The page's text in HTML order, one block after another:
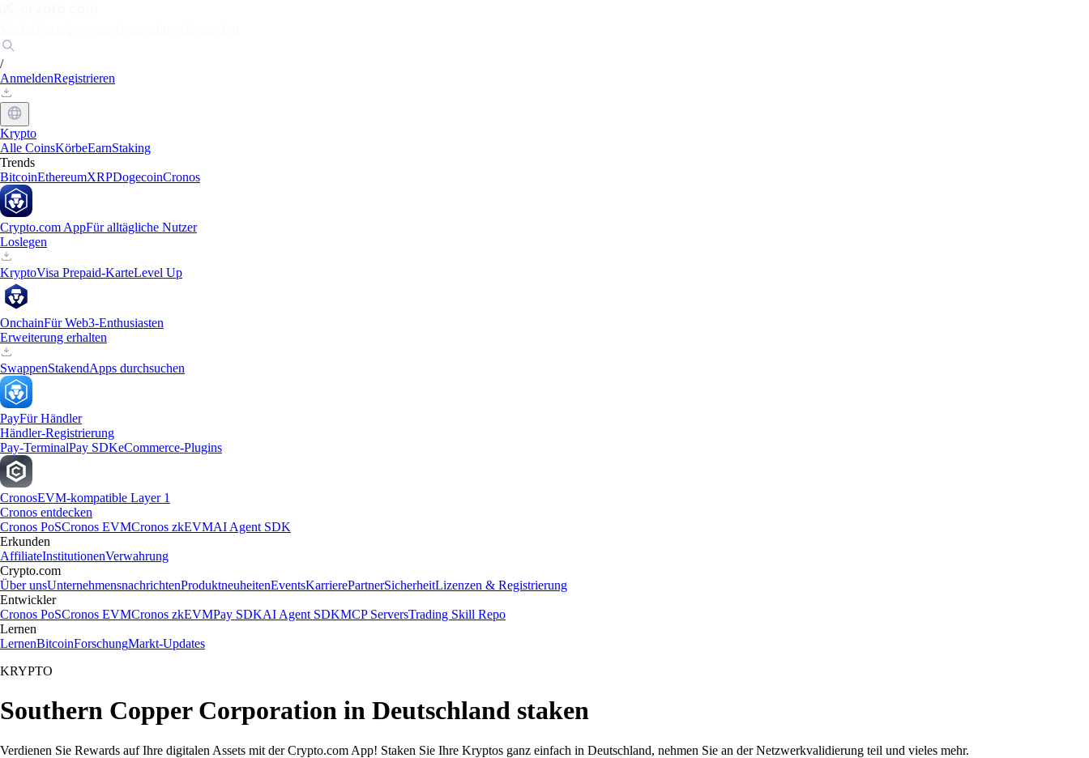
/
AnmeldenRegistrieren
Krypto
Alle CoinsKörbeEarnStaking
Trends
BitcoinEthereumXRPDogecoinCronos
Crypto.com AppFür alltägliche Nutzer
Loslegen
KryptoVisa Prepaid-KarteLevel Up
OnchainFür Web3-Enthusiasten
Erweiterung erhalten
SwappenStakendApps durchsuchen
PayFür Händler
Händler-Registrierung
Pay-TerminalPay SDKeCommerce-Plugins
CronosEVM-kompatible Layer 1
Cronos entdecken
Cronos PoSCronos EVMCronos zkEVMAI Agent SDK
Erkunden
AffiliateInstitutionenVerwahrung
Crypto.com
Über unsUnternehmensnachrichtenProduktneuheitenEventsKarrierePartnerSicherheitLizenzen & Registrierung
Entwickler
Cronos PoSCronos EVMCronos zkEVMPay SDKAI Agent SDKMCP ServersTrading Skill Repo
Lernen
LernenBitcoinForschungMarkt-Updates
KRYPTO
Southern Copper Corporation in Deutschland staken
Verdienen Sie Rewards auf Ihre digitalen Assets mit der Crypto.com App! Staken Sie Ihre Kryptos ganz einfach in Deutschland, nehmen Sie an der Netzwerkvalidierung teil und vieles mehr.